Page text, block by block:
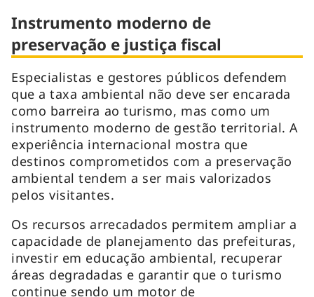
Instrumento moderno de
preservação e justiça fiscal
Especialistas e gestores públicos defendem
que a taxa ambiental não deve ser encarada
como barreira ao turismo, mas como um
instrumento moderno de gestão territorial. A
experiência internacional mostra que
destinos comprometidos com a preservação
ambiental tendem a ser mais valorizados
pelos visitantes.
Os recursos arrecadados permitem ampliar a
capacidade de planejamento das prefeituras,
investir em educação ambiental, recuperar
áreas degradadas e garantir que o turismo
continue sendo um motor de